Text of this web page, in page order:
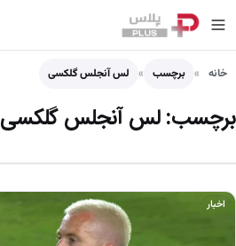
خانه برچسب لس آنجلس گلکسی
برچسب:لس آنجلس گلکسی
اخبار